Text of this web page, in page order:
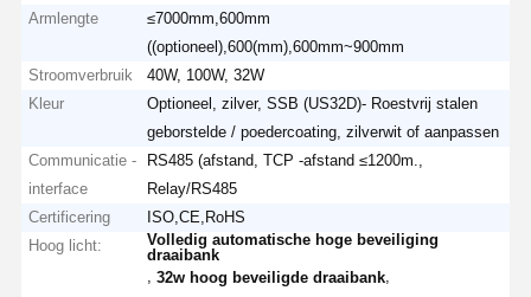
Armlengte
≤7000mm,600mm
((optioneel),600(mm),600mm~900mm
Stroomverbruik
40W, 100W, 32W
Kleur
Optioneel, zilver, SSB (US32D)- Roestvrij stalen
geborstelde / poedercoating, zilverwit of aanpassen
Communicatie -
interface
RS485 (afstand, TCP -afstand ≤1200m.,
Relay/RS485
Certificering
ISO,CE,RoHS
Hoog licht:
Volledig automatische hoge beveiliging
draaibank
,32w hoog beveiligde draaibank